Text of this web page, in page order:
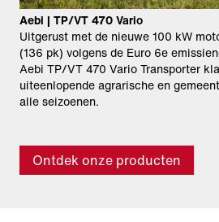
Aebi | TP/VT 470 Vario
Uitgerust met de nieuwe 100 kW
(136 pk) volgens de Euro 6e
Aebi TP/VT 470 Vario Transporter
uiteenlopende agrarische en
alle seizoenen.
Ontdek onze producten